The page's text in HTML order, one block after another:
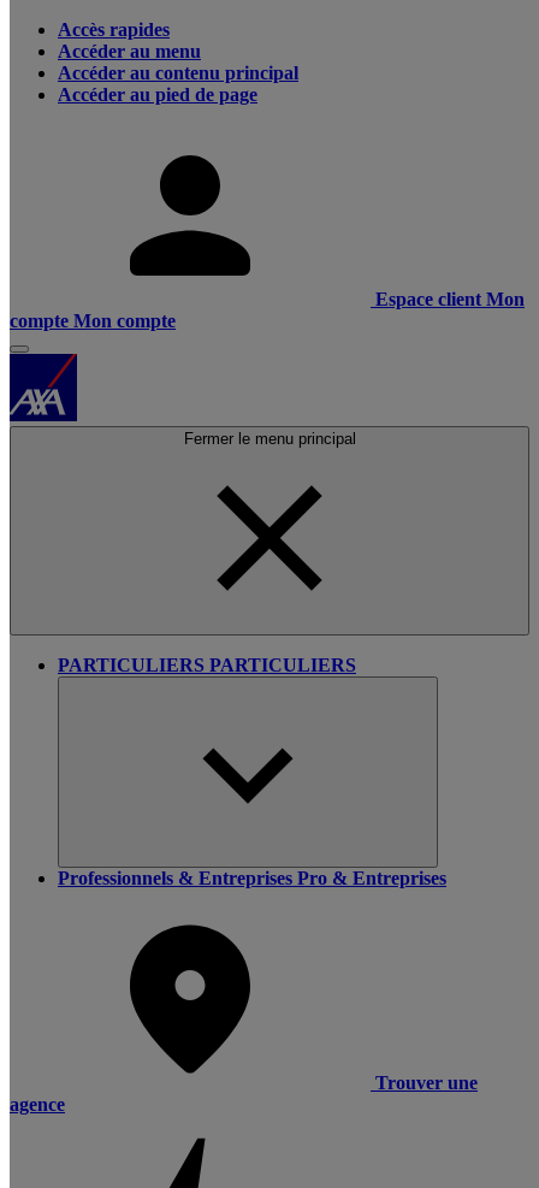
Accès rapides
Accéder au menu
Accéder au contenu principal
Accéder au pied de page
Espace client Mon
compte Mon compte
Fermer le menu principal
PARTICULIERS PARTICULIERS
Professionnels & Entreprises Pro & Entreprises
Trouver une
agence